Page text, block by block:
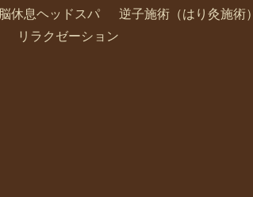
脳休息ヘッドスパ
逆子施術（はり灸施術）
リラクゼーション